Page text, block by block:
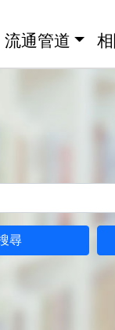
流通管道
尋